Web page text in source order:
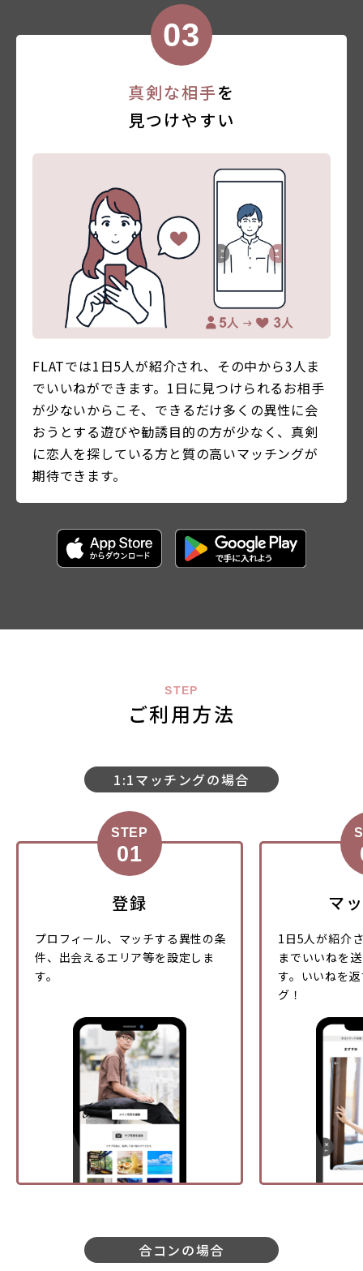
真剣な相手を
見つけやすい
FLATでは1日5人が紹介され、その中から3人ま
でいいねができます。1日に見つけられるお相手
が少ないからこそ、できるだけ多くの異性に会
おうとする遊びや勧誘目的の方が少なく、真剣
に恋人を探している方と質の高いマッチングが
期待できます。
STEP
ご利用方法
1:1マッチングの場合
STEP
登録
プロフィール、マッチする異性の条
件、出会えるエリア等を設定しま
す。
マ
1日5人が紹介
までいいねを
す。いいねを
グ！
合コンの場合